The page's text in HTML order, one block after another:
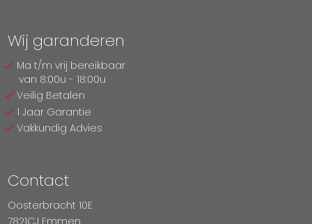
Wij garanderen
Ma t/m vrij bereikbaar
van 8:00u - 18:00u
Veilig Betalen
1 Jaar Garantie
Vakkundig Advies
Contact
Oosterbracht 10E
7821CJ Emmen